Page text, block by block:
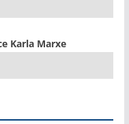
Karla Marxe